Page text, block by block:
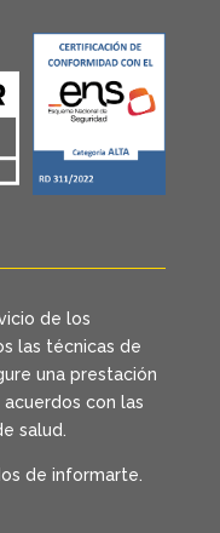
de los
las técnicas de
una prestación
con las
salud.
de informarte.